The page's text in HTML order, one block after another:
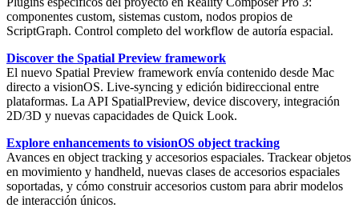
componentes custom, sistemas custom, nodos propios de
ScriptGraph. Control completo del workflow de autoría espacial.
Discover the Spatial Preview framework
El nuevo Spatial Preview framework envía contenido desde Mac
directo a visionOS. Live-syncing y edición bidireccional entre
plataformas. La API SpatialPreview, device discovery, integración
2D/3D y nuevas capacidades de Quick Look.
Explore enhancements to visionOS object tracking
Avances en object tracking y accesorios espaciales. Trackear objetos
en movimiento y handheld, nuevas clases de accesorios espaciales
soportadas, y cómo construir accesorios custom para abrir modelos
de interacción únicos.